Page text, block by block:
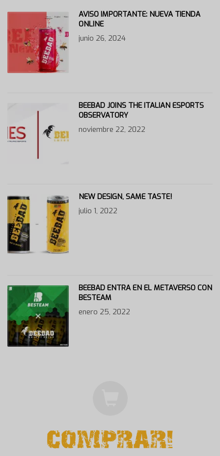
AVISO IMPORTANTE: NUEVA TIENDA
ONLINE
junio 26, 2024
BEEBAD JOINS THE ITALIAN ESPORTS
OBSERVATORY
noviembre 22, 2022
NEW DESIGN, SAME TASTE!
julio 1, 2022
BEEBAD ENTRA EN EL METAVERSO CON
BESTEAM
enero 25, 2022
COMPRAR!